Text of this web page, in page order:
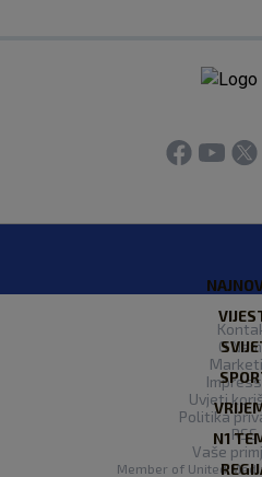
N1
O
Uvjeti
Politika
RSS
Vaše
Member of United